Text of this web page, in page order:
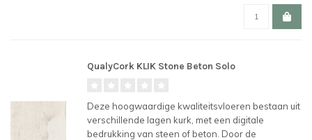
QualyCork KLIK Stone Beton Solo
Deze hoogwaardige kwaliteitsvloeren bestaan uit
verschillende lagen kurk, met een digitale
bedrukking van steen of beton. Door de